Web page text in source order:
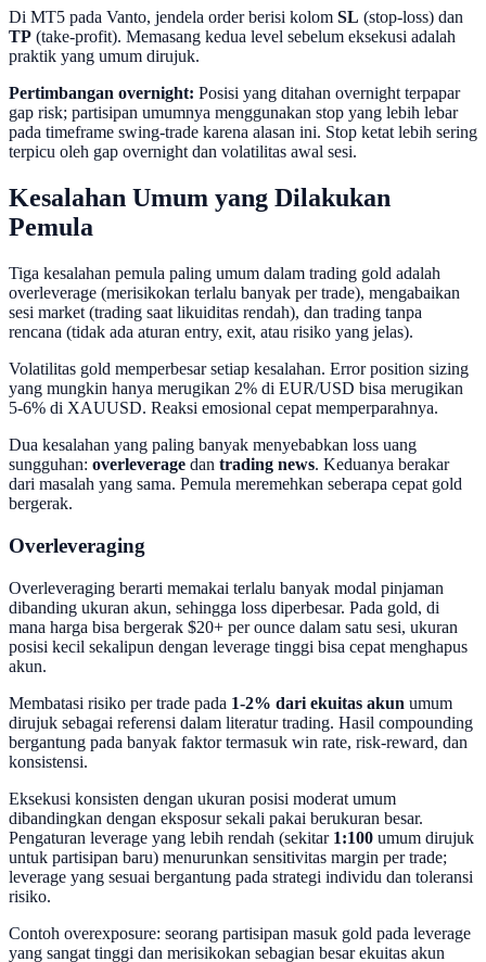
Di MT5 pada Vanto, jendela order berisi kolom SL (stop-loss) dan
TP (take-profit). Memasang kedua level sebelum eksekusi adalah
praktik yang umum dirujuk.
Pertimbangan overnight: Posisi yang ditahan overnight terpapar
gap risk; partisipan umumnya menggunakan stop yang lebih lebar
pada timeframe swing-trade karena alasan ini. Stop ketat lebih sering
terpicu oleh gap overnight dan volatilitas awal sesi.
Kesalahan Umum yang Dilakukan
Pemula
Tiga kesalahan pemula paling umum dalam trading gold adalah
overleverage (merisikokan terlalu banyak per trade), mengabaikan
sesi market (trading saat likuiditas rendah), dan trading tanpa
rencana (tidak ada aturan entry, exit, atau risiko yang jelas).
Volatilitas gold memperbesar setiap kesalahan. Error position sizing
yang mungkin hanya merugikan 2% di EUR/USD bisa merugikan
5-6% di XAUUSD. Reaksi emosional cepat memperparahnya.
Dua kesalahan yang paling banyak menyebabkan loss uang
sungguhan: overleverage dan trading news. Keduanya berakar
dari masalah yang sama. Pemula meremehkan seberapa cepat gold
bergerak.
Overleveraging
Overleveraging berarti memakai terlalu banyak modal pinjaman
dibanding ukuran akun, sehingga loss diperbesar. Pada gold, di
mana harga bisa bergerak $20+ per ounce dalam satu sesi, ukuran
posisi kecil sekalipun dengan leverage tinggi bisa cepat menghapus
akun.
Membatasi risiko per trade pada 1-2% dari ekuitas akun umum
dirujuk sebagai referensi dalam literatur trading. Hasil compounding
bergantung pada banyak faktor termasuk win rate, risk-reward, dan
konsistensi.
Eksekusi konsisten dengan ukuran posisi moderat umum
dibandingkan dengan eksposur sekali pakai berukuran besar.
Pengaturan leverage yang lebih rendah (sekitar 1:100 umum dirujuk
untuk partisipan baru) menurunkan sensitivitas margin per trade;
leverage yang sesuai bergantung pada strategi individu dan toleransi
risiko.
Contoh overexposure: seorang partisipan masuk gold pada leverage
yang sangat tinggi dan merisikokan sebagian besar ekuitas akun